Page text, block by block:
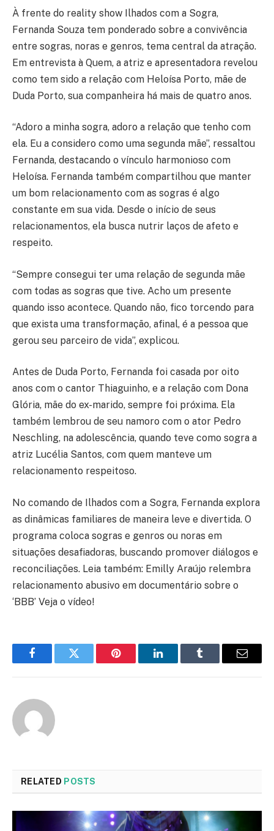
À frente do reality show Ilhados com a Sogra,
Fernanda Souza tem ponderado sobre a convivência
entre sogras, noras e genros, tema central da atração.
Em entrevista à Quem, a atriz e apresentadora revelou
como tem sido a relação com Heloísa Porto, mãe de
Duda Porto, sua companheira há mais de quatro anos.
“Adoro a minha sogra, adoro a relação que tenho com
ela. Eu a considero como uma segunda mãe”, ressaltou
Fernanda, destacando o vínculo harmonioso com
Heloísa. Fernanda também compartilhou que manter
um bom relacionamento com as sogras é algo
constante em sua vida. Desde o início de seus
relacionamentos, ela busca nutrir laços de afeto e
respeito.
“Sempre consegui ter uma relação de segunda mãe
com todas as sogras que tive. Acho um presente
quando isso acontece. Quando não, fico torcendo para
que exista uma transformação, afinal, é a pessoa que
gerou seu parceiro de vida”, explicou.
Antes de Duda Porto, Fernanda foi casada por oito
anos com o cantor Thiaguinho, e a relação com Dona
Glória, mãe do ex-marido, sempre foi próxima. Ela
também lembrou de seu namoro com o ator Pedro
Neschling, na adolescência, quando teve como sogra a
atriz Lucélia Santos, com quem manteve um
relacionamento respeitoso.
No comando de Ilhados com a Sogra, Fernanda explora
as dinâmicas familiares de maneira leve e divertida. O
programa coloca sogras e genros ou noras em
situações desafiadoras, buscando promover diálogos e
reconciliações. Leia também: Emilly Araújo relembra
relacionamento abusivo em documentário sobre o
‘BBB’ Veja o vídeo!
FacebookTwitter Pinterest LinkedInTumblr Email
RELATED POSTS